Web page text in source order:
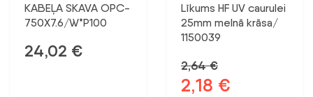
KABEĻA SKAVA OPC-
750X7.6/W*P100
24,02 €
Līkums HF UV caurulei
25mm melnā krāsa/
1150039
2,64€
Sākotnējā
2,18 €